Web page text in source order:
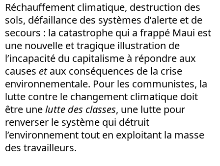
Réchauffement climatique, destruction des
sols, défaillance des systèmes d’alerte et de
secours : la catastrophe qui a frappé Maui est
une nouvelle et tragique illustration de
l’incapacité du capitalisme à répondre aux
causes etaux conséquences de la crise
environnementale. Pour les communistes, la
lutte contre le changement climatique doit
être unelutte des classes, une lutte pour
renverser le système qui détruit
l’environnement tout en exploitant la masse
des travailleurs.